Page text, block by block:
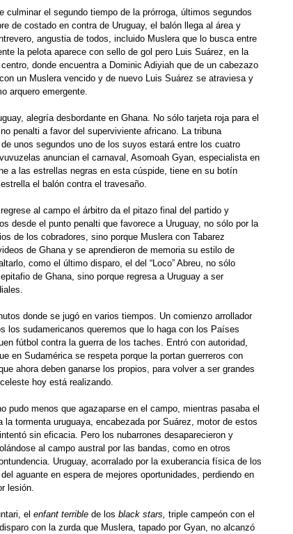
culminar el segundo tiempo de la prórroga, últimos segundos
de costado en contra de Uruguay, el balón llega al área y
angustia de todos, incluido Muslera que lo busca entre
la pelota aparece con sello de gol pero Luis Suárez, en la
donde encuentra a Dominic Adiyiah que de un cabezazo
un Muslera vencido y de nuevo Luis Suárez se atraviesa y
arquero emergente.
alegría desbordante en Ghana. No sólo tarjeta roja para el
penalti a favor del superviviente africano. La tribuna
unos segundos uno de los suyos estará entre los cuatro
anuncian el carnaval, Asomoah Gyan, especialista en
a las estrellas negras en esta cúspide, tiene en su botín
el balón contra el travesaño.
al campo el árbitro da el pitazo final del partido y
desde el punto penalti que favorece a Uruguay, no sólo por la
de los cobradores, sino porque Muslera con Tabarez
de Ghana y se aprendieron de memoria su estilo de
como el último disparo, el del “Loco” Abreu, no sólo
de Ghana, sino porque regresa a Uruguay a ser
donde se jugó en varios tiempos. Un comienzo arrollador
los sudamericanos queremos que lo haga con los Países
fútbol contra la guerra de los taches. Entró con autoridad,
en Sudamérica se respeta porque la portan guerreros con
ahora deben ganarse los propios, para volver a ser grandes
hoy está realizando.
pudo menos que agazaparse en el campo, mientras pasaba el
la tormenta uruguaya, encabezada por Suárez, motor de estos
sin eficacia. Pero los nubarrones desaparecieron y
al campo austral por las bandas, como en otros
Uruguay, acorralado por la exuberancia física de los
aguante en espera de mejores oportunidades, perdiendo en
lesión.
el enfant terrible de los black stars, triple campeón con el
con la zurda que Muslera, tapado por Gyan, no alcanzó